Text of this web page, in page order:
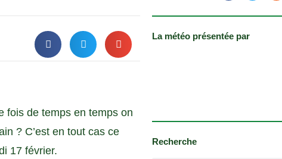
fois de temps en temps on
? C’est en tout cas ce
17 février.
La météo présentée par
Recherche